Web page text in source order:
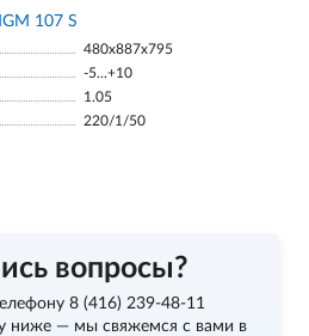
107 S
480x887x795
-5...+10
1.05
220/1/50
вопросы?
8 (416) 239-48-11
ниже — мы свяжемся с вами в